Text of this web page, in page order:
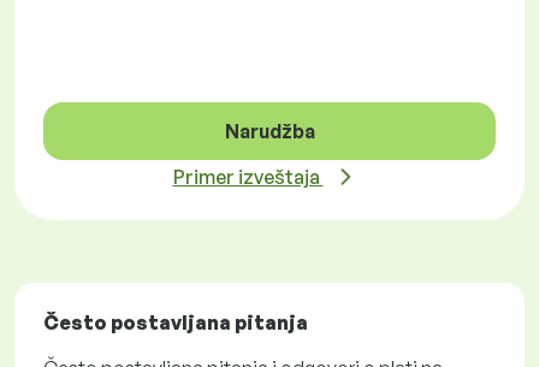
Narudžba
Primer izveštaja
Često postavljana pitanja